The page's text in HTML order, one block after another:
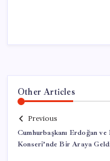
Other Articles
Previous
Cumhurbaşkanı Erdoğan
Konseri’nde Bir Araya